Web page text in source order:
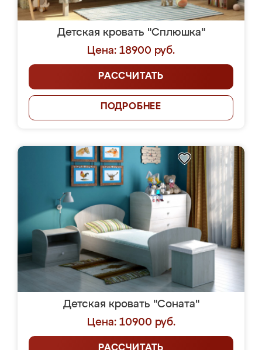
Детская кровать "Сплюшка"
Цена: 18900 руб.
РАССЧИТАТЬ
ПОДРОБНЕЕ
Детская кровать "Соната"
Цена: 10900 руб.